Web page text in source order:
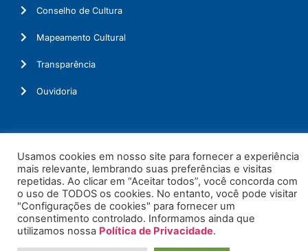
Conselho de Cultura
Mapeamento Cultural
Transparência
Ouvidoria
© 2026. Todos os Direitos Reservados.
Usamos cookies em nosso site para fornecer a experiência
mais relevante, lembrando suas preferências e visitas
repetidas. Ao clicar em “Aceitar todos”, você concorda com
o uso de TODOS os cookies. No entanto, você pode visitar
"Configurações de cookies" para fornecer um
consentimento controlado. Informamos ainda que
utilizamos nossa Política de Privacidade.